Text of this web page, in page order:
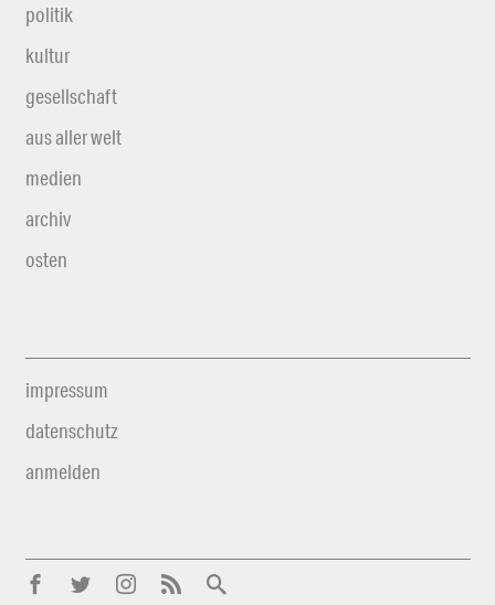
politik
kultur
gesellschaft
aus aller welt
medien
archiv
osten
impressum
datenschutz
anmelden